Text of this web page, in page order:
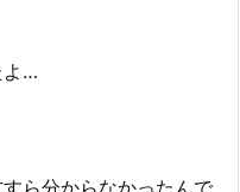
よ…
ら分からなかったんで